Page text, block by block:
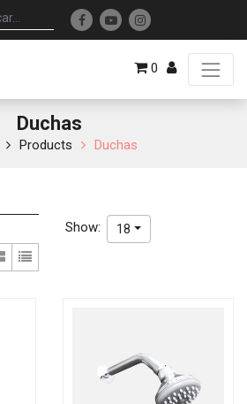
0
Duchas
Products Duchas
Show: 18